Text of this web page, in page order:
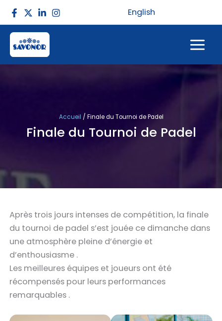
Aller
contenu
English
Accueil / Finale du Tournoi de Padel
Finale du Tournoi de Padel
Après trois jours intenses de compétition, la finale
du tournoi de padel s’est jouée ce dimanche dans
une atmosphère pleine d’énergie et
d’enthousiasme .
‎Les meilleures équipes et joueurs ont été
récompensés pour leurs performances
remarquables .